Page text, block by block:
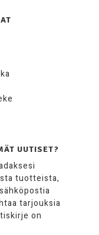
UUTISET?
tuotteista,
tarjouksia
on